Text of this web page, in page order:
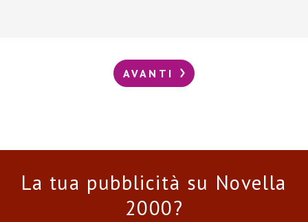
AVANTI
La tua pubblicità su Novella
2000?